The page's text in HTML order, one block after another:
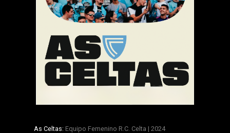
As Celtas: Equipo Femenino R.C. Celta | 2024